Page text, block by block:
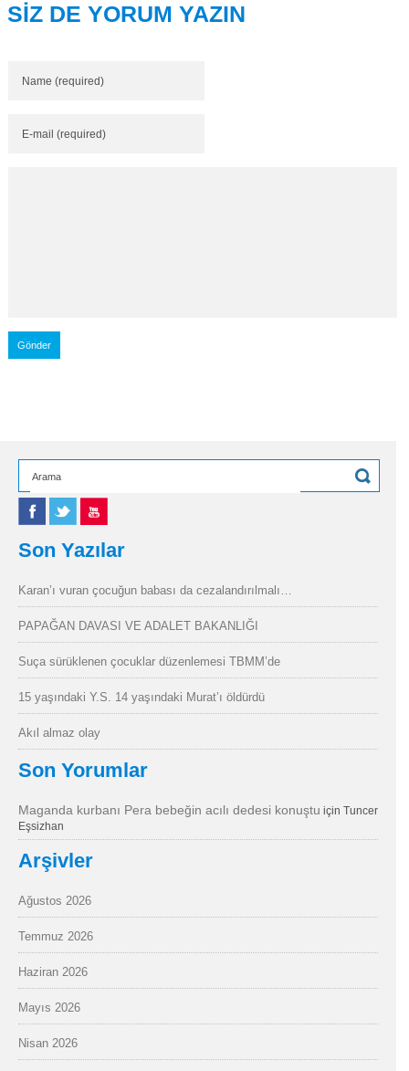
SİZ DE YORUM YAZIN
Son Yazılar
Karan’ı vuran çocuğun babası da cezalandırılmalı…
PAPAĞAN DAVASI VE ADALET BAKANLIĞI
Suça sürüklenen çocuklar düzenlemesi TBMM’de
15 yaşındaki Y.S. 14 yaşındaki Murat’ı öldürdü
Akıl almaz olay
Son Yorumlar
Maganda kurbanı Pera bebeğin acılı dedesi konuştu için Tuncer
Eşsizhan
Arşivler
Ağustos 2026
Temmuz 2026
Haziran 2026
Mayıs 2026
Nisan 2026